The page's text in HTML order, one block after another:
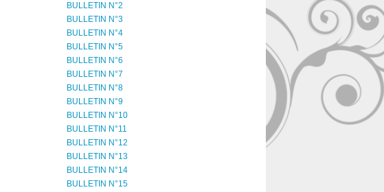
BULLETIN N°2
BULLETIN N°3
BULLETIN N°4
BULLETIN N°5
BULLETIN N°6
BULLETIN N°7
BULLETIN N°8
BULLETIN N°9
BULLETIN N°10
BULLETIN N°11
BULLETIN N°12
BULLETIN N°13
BULLETIN N°14
BULLETIN N°15